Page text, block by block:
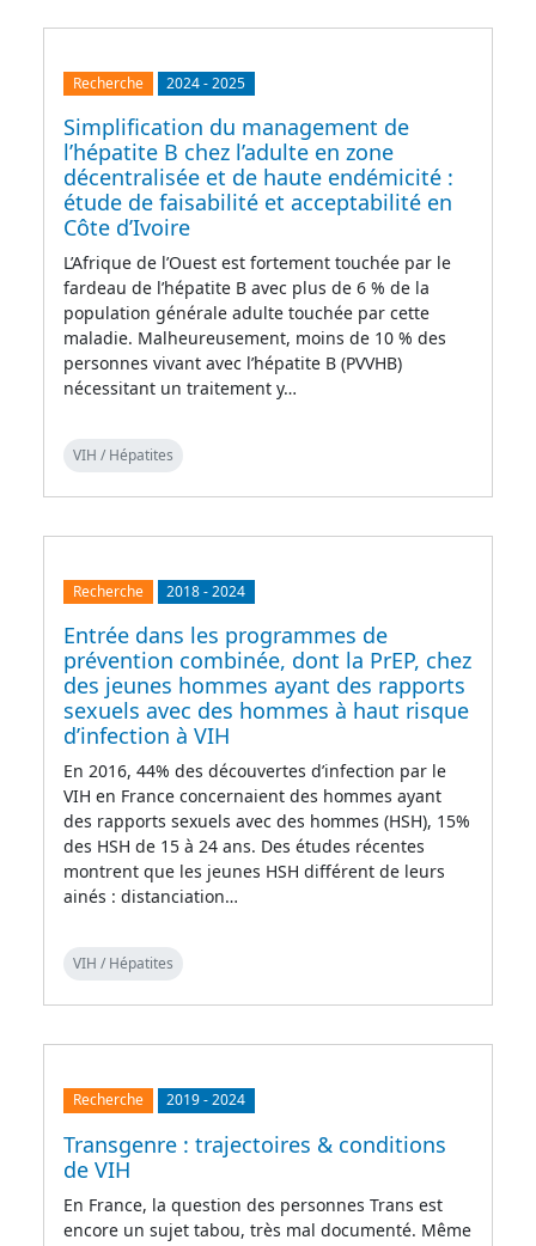
Recherche 2024-2025
Simplification du management de
l’hépatite B chez l’adulte en zone
décentralisée et de haute endémicité :
étude de faisabilité et acceptabilité en
Côte d’Ivoire
L’Afrique de l’Ouest est fortement touchée par le
fardeau de l’hépatite B avec plus de 6 % de la
population générale adulte touchée par cette
maladie. Malheureusement, moins de 10 % des
personnes vivant avec l’hépatite B (PVVHB)
nécessitant un traitement y…
VIH / Hépatites
Recherche 2018-2024
Entrée dans les programmes de
prévention combinée, dont la PrEP, chez
des jeunes hommes ayant des rapports
sexuels avec des hommes à haut risque
d’infection à VIH
En 2016, 44% des découvertes d’infection par le
VIH en France concernaient des hommes ayant
des rapports sexuels avec des hommes (HSH), 15%
des HSH de 15 à 24 ans. Des études récentes
montrent que les jeunes HSH différent de leurs
ainés : distanciation…
VIH / Hépatites
Recherche 2019-2024
Transgenre : trajectoires & conditions
de VIH
En France, la question des personnes Trans est
encore un sujet tabou, très mal documenté. Même